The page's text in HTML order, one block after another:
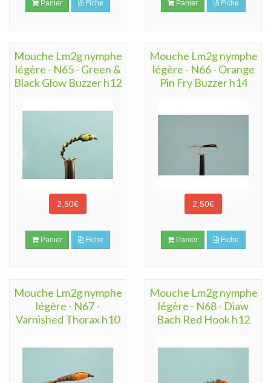
Panier Fiche Panier Fiche
Mouche Lm2g nymphe
légère - N65 - Green &
Black Glow Buzzer h12
2,50€
Panier Fiche
Mouche Lm2g nymphe
légère - N66 - Orange
Pin Fry Buzzer h14
2,50€
Panier Fiche
Mouche Lm2g nymphe
légère - N67 -
Varnished Thorax h10
Mouche Lm2g nymphe
légère - N68 - Diaw
Bach Red Hook h12